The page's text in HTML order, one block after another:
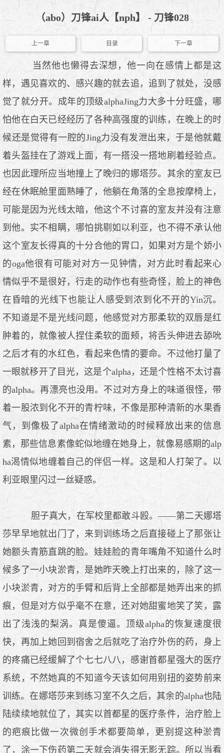
（abo）刀锋ai人【nph】 - 刀锋028
上一章 目录 下一章
当然他也懒得去深想，他一向在感情上都是这
样，遇见喜欢的、感兴趣的就去追，追到了就处，没感
觉了就分开。成年的顶级alphaJing力大多十分旺盛，哪
怕他在白天已经经历了各种高强度的训练，在晚上的时
候还是觉得有一腔的Jing力没有发泄出来，于是他就戴
着头盔挂在了游戏上面，有一搭没一搭地刷着经验点。
也因此理所应当地撞上了晚归的娜塔莎。其余的室友已
经在休眠舱里面熟睡了，他躺在角落的全息按摩椅上，
可能是因为光线太暗，他这个不讨喜的室友并没有注意
到他。实不相瞒，哪怕挑剔如以利亚，也不得不承认他
这个室友长得真的十分合他的胃口，如果对方是个娇小
的oga他很有可能对对方一见钟情，对方此时看起来心
情似乎不是很好，行走的动作也有些奇怪，脸上的神色
在昏暗的光线下也能让人感受到浓到化不开的Yin沉。
不知道是不是光线问题，他感觉对方那柔软的双唇是红
肿着的，就像被人捏住柔软的面颊，将舌头伸进去舔吮
之后才有的水红色，看起来色情的要命。不过他打量了
一眼就移开了目光，这是个alpha，还是个性格不太讨喜
的alpha。再漂亮也没用。不过对方身上的味道很怪，带
着一股浓到化不开的青柠味，不像是那种清新的水果香
气，到像极了alpha在情绪激动的时候释放出来的信息
素，那些信息素像蛇似地缠在她身上，就像易感期的alp
ha渴情似地缠着自己的伴侣一样。这是和人打架了。以
利亚眼里闪过一丝疑惑。
胆子真大，在军校里都敢斗殴。——第二天娜塔
莎早早地就出门了，来到训练场之后直接碰上了那张让
她额头青筋直跳的脸。娃娃脸的青年嘴角不知道什么时
候多了一小块淤青，是她昨天晚上打出来的，除了这一
小块淤青，对方的手臂和后背上全部都是她弄出来的抓
痕，但是对方似乎毫不在意，还对她甜蜜地笑了笑，露
出了浅浅的梨涡。真是傻逼。顶级alpha的恢复速度很
快，再加上她回到宿舍之后就吃了治疗外伤的药，身上
的疼痛已经缓解了个七七八八，感谢首都星强大的医疗
系统，不然她真的不知道今天该如何用别扭的姿势前来
训练。在娜塔莎来到练习室不久之后，其余的alpha也陆
陆续续地就位了，其实以首都星的医疗条件，治疗脸上
的疤痕比做一次微创手术都要简单，更别提这种淤青
了，涂一下伤药第二天就会消失得无影无踪。所以当看